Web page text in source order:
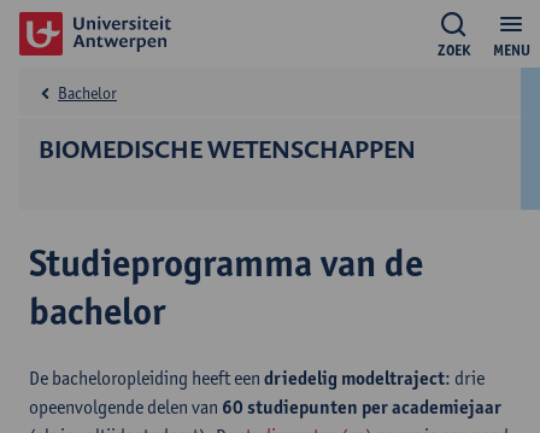
MENU
ZOEK
BIOMEDISCHE WETENSCHAPPEN
Bachelor
Studieprogramma van de
bachelor
De bacheloropleiding heeft een driedelig modeltraject: drie
opeenvolgende delen van 60 studiepunten per academiejaar